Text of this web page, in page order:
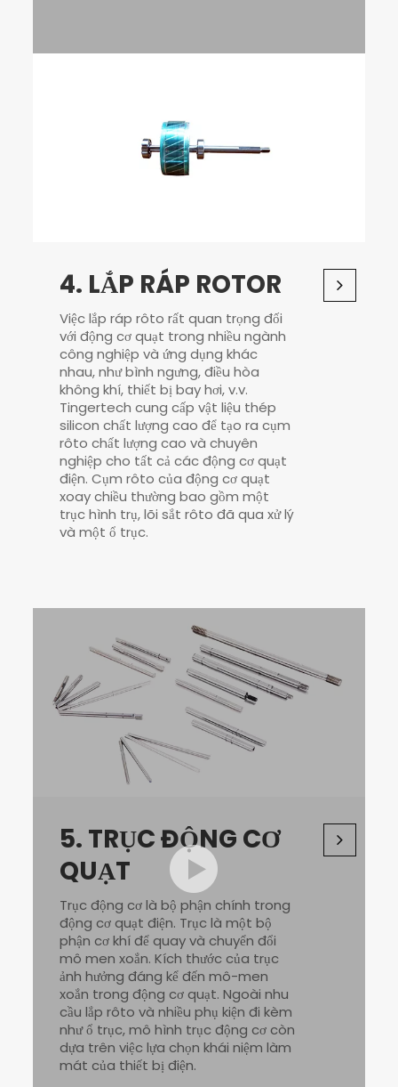
4. LẮP RÁP ROTOR
Việc lắp ráp rôto rất quan trọng đối
với động cơ quạt trong nhiều ngành
công nghiệp và ứng dụng khác
nhau, như bình ngưng, điều hòa
không khí, thiết bị bay hơi, v.v.
Tingertech cung cấp vật liệu thép
silicon chất lượng cao để tạo ra cụm
rôto chất lượng cao và chuyên
nghiệp cho tất cả các động cơ quạt
điện. Cụm rôto của động cơ quạt
xoay chiều thường bao gồm một
trục hình trụ, lõi sắt rôto đã qua xử lý
và một ổ trục.
5. TRỤC ĐỘNG CƠ
QUẠT
Trục động cơ là bộ phận chính trong
động cơ quạt điện. Trục là một bộ
phận cơ khí để quay và chuyển đổi
mô men xoắn. Kích thước của trục
ảnh hưởng đáng kể đến mô-men
xoắn trong động cơ quạt. Ngoài nhu
cầu lắp rôto và nhiều phụ kiện đi kèm
như ổ trục, mô hình trục động cơ còn
dựa trên việc lựa chọn khái niệm làm
mát của thiết bị điện.